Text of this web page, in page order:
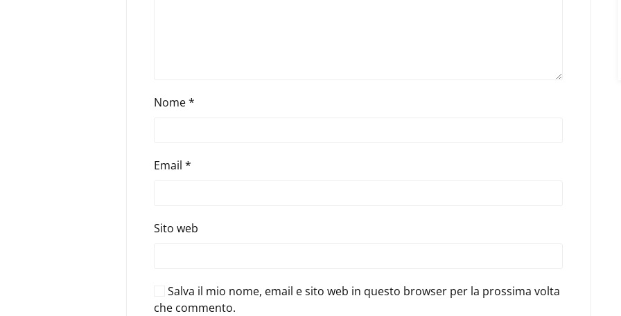
Nome*
Email *
Sito web
Salva il mio nome, email e sito web in questo browser per la prossima volta
che commento.